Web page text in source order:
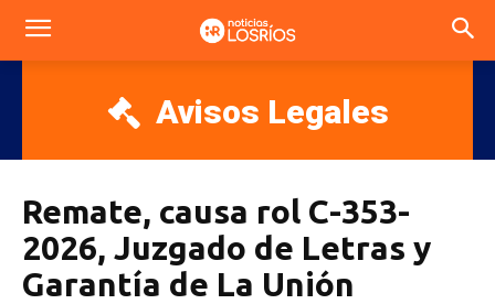
Avisos Legales
Remate, causa rol C-353-
2026, Juzgado de Letras y
Garantía de La Unión